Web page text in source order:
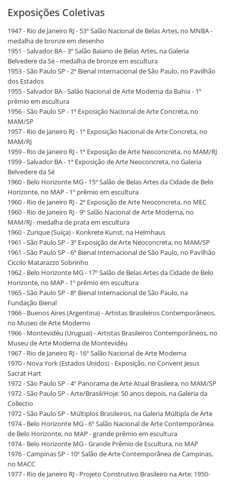
Exposições Coletivas
1947 - Rio de Janeiro RJ - 53º Salão Nacional de Belas Artes, no MNBA -
medalha de bronze em desenho
1951 - Salvador BA - 3º Salão Baiano de Belas Artes, na Galeria
Belvedere da Sé - medalha de bronze em escultura
1953 - São Paulo SP - 2ª Bienal Internacional de São Paulo, no Pavilhão
dos Estados
1955 - Salvador BA - Salão Nacional de Arte Moderna da Bahia - 1º
prêmio em escultura
1956 - São Paulo SP - 1ª Exposição Nacional de Arte Concreta, no
MAM/SP
1957 - Rio de Janeiro RJ - 1ª Exposição Nacional de Arte Concreta, no
MAM/RJ
1959 - Rio de Janeiro RJ - 1ª Exposição de Arte Neoconcreta, no MAM/RJ
1959 - Salvador BA - 1ª Exposição de Arte Neoconcreta, no Galeria
Belvedere da Sé
1960 - Belo Horizonte MG - 15º Salão de Belas Artes da Cidade de Belo
Horizonte, no MAP - 1º prêmio em escultura
1960 - Rio de Janeiro RJ - 2ª Exposição de Arte Neoconcreta, no MEC
1960 - Rio de Janeiro RJ - 9º Salão Nacional de Arte Moderna, no
MAM/RJ - medalha de prata em escultura
1960 - Zurique (Suíça) - Konkrete Kunst, na Helmhaus
1961 - São Paulo SP - 3ª Exposição de Arte Neoconcreta, no MAM/SP
1961 - São Paulo SP - 6ª Bienal Internacional de São Paulo, no Pavilhão
Ciccilo Matarazzo Sobrinho
1962 - Belo Horizonte MG - 17º Salão de Belas Artes da Cidade de Belo
Horizonte, no MAP - 1º prêmio em escultura
1965 - São Paulo SP - 8ª Bienal Internacional de São Paulo, na
Fundação Bienal
1966 - Buenos Aires (Argentina) - Artistas Brasileiros Contemporâneos,
no Museo de Arte Moderno
1966 - Montevidéu (Uruguai) - Artistas Brasileiros Contemporâneos, no
Museu de Arte Moderna de Montevidéu
1967 - Rio de Janeiro RJ - 16º Salão Nacional de Arte Moderna
1970 - Nova York (Estados Unidos) - Exposição, no Convent Jesus
Sacrat Hart
1972 - São Paulo SP - 4º Panorama de Arte Atual Brasileira, no MAM/SP
1972 - São Paulo SP - Arte/Brasil/Hoje: 50 anos depois, na Galeria da
Collectio
1972 - São Paulo SP - Múltiplos Brasileiros, na Galeria Múltipla de Arte
1974 - Belo Horizonte MG - 6º Salão Nacional de Arte Contemporânea
de Belo Horizonte, no MAP - grande prêmio em escultura
1974 - Belo Horizonte MG - Grande Prêmio de Escultura, no MAP
1976 - Campinas SP - 10º Salão de Arte Contemporânea de Campinas,
no MACC
1977 - Rio de Janeiro RJ - Projeto Construtivo Brasileiro na Arte: 1950-